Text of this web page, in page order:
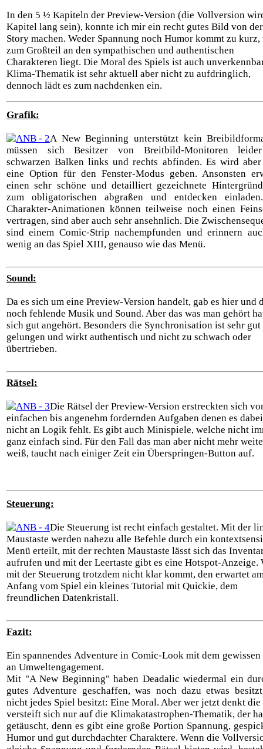
In den 5 ½ Kapiteln der Preview-Version (die Vollversion
Kapitel lang sein), konnte ich mir ein recht gutes Bild von der
Story machen. Weder Spannung noch Humor kommt zu kurz,
zum Großteil an den sympathischen und authentischen
Charakteren liegt. Die Moral des Spiels ist auch
Klima-Thematik ist sehr aktuell aber nicht zu aufdringlich,
dennoch lädt es zum nachdenken ein.
Grafik:
A New Beginning unterstützt kein
müssen sich Besitzer von Breitbild-Monitoren
schwarzen Balken links und rechts abfinden. Es wird
eine Option für den Fenster-Modus geben. Ansonsten
einen sehr schöne und detailliert gezeichnete
zum obligatorischen abgraßen und entdecken
Charakter-Animationen können teilweise noch einen
vertragen, sind aber auch sehr ansehnlich. Die
sind einem Comic-Strip nachempfunden und erinnern
wenig an das Spiel XIII, genauso wie das Menü.
Sound:
Da es sich um eine Preview-Version handelt, gab es hier und
noch fehlende Musik und Sound. Aber das was man gehört
sich gut angehört. Besonders die Synchronisation ist sehr gut
gelungen und wirkt authentisch und nicht zu schwach oder
übertrieben.
Rätsel:
Die Rätsel der Preview-Version erstreckten sich
einfachen bis angenehm fordernden Aufgaben denen es dabei
nicht an Logik fehlt. Es gibt auch Minispiele, welche nicht
ganz einfach sind. Für den Fall das man aber nicht mehr
weiß, taucht nach einiger Zeit ein Überspringen-Button auf.
Steuerung:
Die Steuerung ist recht einfach gestaltet. Mit der
Maustaste werden nahezu alle Befehle durch ein
Menü erteilt, mit der rechten Maustaste lässt sich das
aufrufen und mit der Leertaste gibt es eine Hotspot-Anzeige.
mit der Steuerung trotzdem nicht klar kommt, den erwartet
Anfang vom Spiel ein kleines Tutorial mit Quickie, dem
freundlichen Datenkristall.
Fazit:
Ein spannendes Adventure in Comic-Look mit dem gewissen
an Umweltengagement.
Mit "A New Beginning" haben Deadalic wiedermal ein
gutes Adventure geschaffen, was noch dazu etwas
nicht jedes Spiel besitzt: Eine Moral. Aber wer jetzt denkt die
versteift sich nur auf die Klimakatastrophen-Thematik, der
getäuscht, denn es gibt eine große Portion Spannung,
Humor und gut durchdachter Charaktere. Wenn die